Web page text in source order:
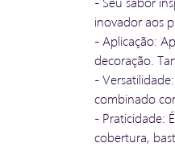
inovador aos
- Aplicação:
decoração.
-
combinado
- Praticidade:
cobertura,